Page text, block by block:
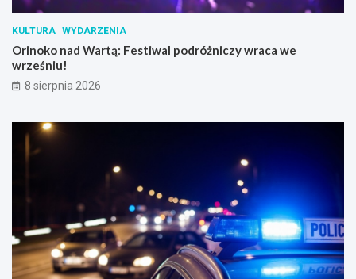
KULTURA WYDARZENIA
Orinoko nad Wartą: Festiwal podróżniczy wraca we
wrześniu!
8 sierpnia 2026